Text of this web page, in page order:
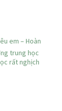
em – Hoàn
trung học
rất nghịch